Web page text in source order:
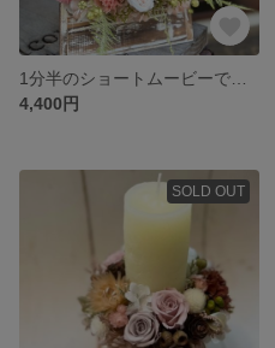
4,400円
SOLD OUT